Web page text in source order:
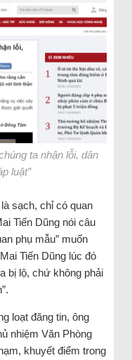
ta nhận lỗi, dân
luật”
sạch, chỉ có quan
Tiến Dũng nói câu
phụ mẫu” muốn
Tiến Dũng lúc đó
bị lộ, chứ không phải
loạt đăng tin, ông
nhiệm Văn Phòng
khuyết điểm trong